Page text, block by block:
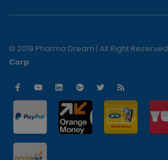
© 2019 Pharma Dream | All Right Reserved
Corp